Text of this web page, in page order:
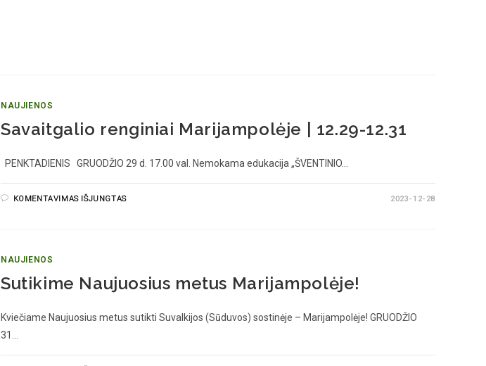
NAUJIENOS
Savaitgalio renginiai Marijampolėje | 12.29-12.31
PENKTADIENIS GRUODŽIO 29 d. 17.00 val. Nemokama edukacija „ŠVENTINIO…
KOMENTAVIMAS IŠJUNGTAS 2023-12-28
NAUJIENOS
Sutikime Naujuosius metus Marijampolėje!
Kviečiame Naujuosius metus sutikti Suvalkijos (Sūduvos) sostinėje – Marijampolėje! GRUODŽIO
31…